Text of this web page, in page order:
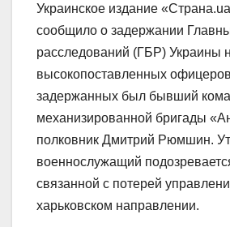
Украинское издание
сообщило о задержании
расследований (ГБР) Украины
высокопоставленных
задержанных был бывший
механизированной бригады
полковник Дмитрий Рюмшин.
военнослужащий
связанной с потерей
харьковском направлении.